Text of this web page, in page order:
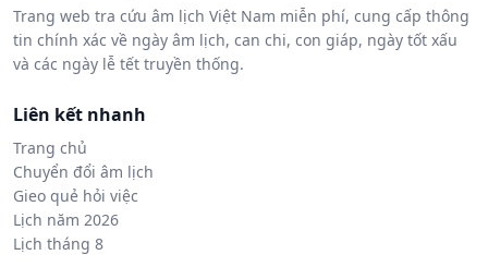
Trang web tra cứu âm lịch Việt Nam miễn phí, cung cấp thông
tin chính xác về ngày âm lịch, can chi, con giáp, ngày tốt xấu
và các ngày lễ tết truyền thống.
Liên kết nhanh
Trang chủ
Chuyển đổi âm lịch
Gieo quẻ hỏi việc
Lịch năm 2026
Lịch tháng 8